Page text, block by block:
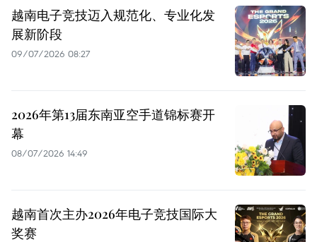
越南电子竞技迈入规范化、专业化发
展新阶段
09/07/2026 08:27
2026年第13届东南亚空手道锦标赛开
幕
08/07/2026 14:49
越南首次主办2026年电子竞技国际大
奖赛